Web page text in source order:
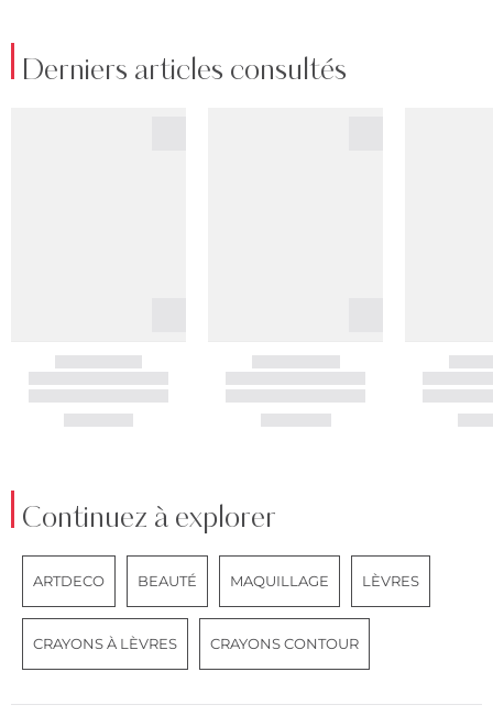
Derniers articles consultés
Continuez à explorer
ARTDECO BEAUTÉ MAQUILLAGE LÈVRES
CRAYONS À LÈVRES CRAYONS CONTOUR